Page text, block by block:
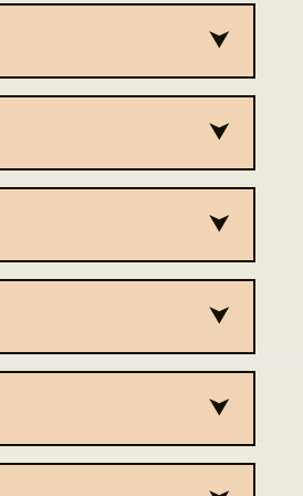
Dodaj informacje
Dodaj informacje
Dodaj informacje
Dodaj informacje
Dodaj informacje